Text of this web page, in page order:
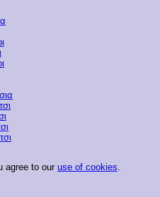
agree to our use of cookies.